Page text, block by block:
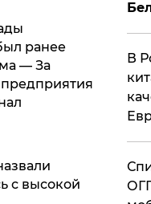
ранее
— За
предприятия
с высокой
В